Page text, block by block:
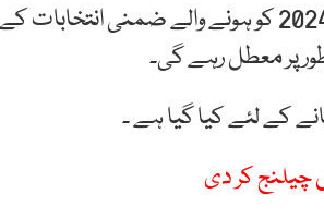
اعلامیے کے مطابق وزارت داخلہ کی ہدایات کی روشنی میں 21 اور 22 اپریل 2024 کو ہونے والے ضمنی انتخابات کے
پر معطل رہے گی۔
کے لئے کیا گیا ہے ۔